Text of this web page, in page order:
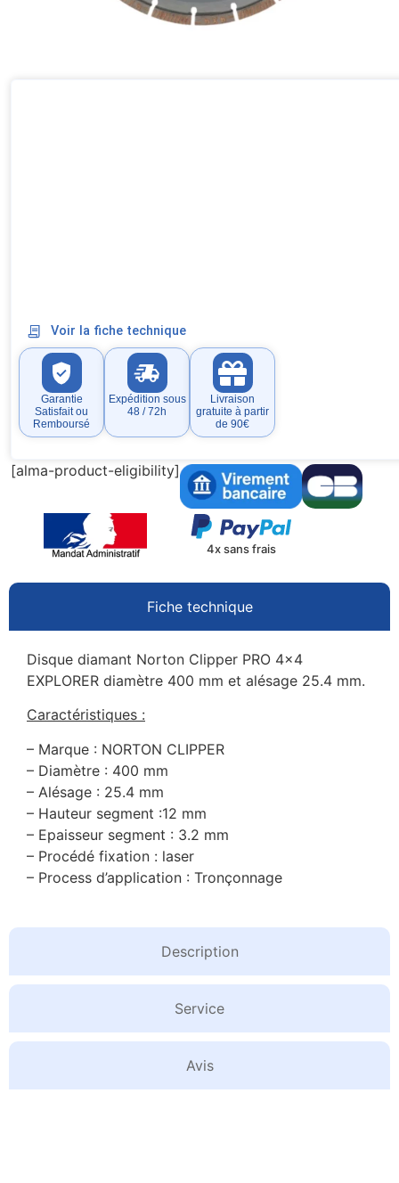
Voir la fiche technique
Garantie
Satisfait ou
Remboursé
Expédition sous
48 / 72h
Livraison
gratuite à partir
de 90€
[alma-product-eligibility]
4x sans frais
Fiche technique
Description
Service
Avis
Disque diamant Norton Clipper PRO 4×4
EXPLORER diamètre 400 mm et alésage 25.4 mm.
Caractéristiques :
– Marque : NORTON CLIPPER
– Diamètre : 400 mm
– Alésage : 25.4 mm
– Hauteur segment :12 mm
– Epaisseur segment : 3.2 mm
– Procédé fixation : laser
– Process d’application : Tronçonnage